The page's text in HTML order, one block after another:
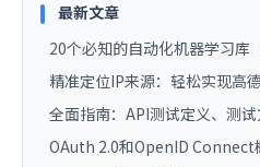
最新文章
20个必知的自动化机器学习库
精准定位IP来源：轻松实现高
全面指南：API测试定义、测
OAuth 2.0和OpenID Connect